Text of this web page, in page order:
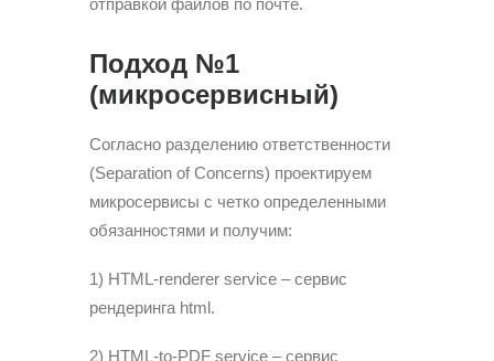
Подход №1
(микросервисный)
Согласно разделению ответственности
(Separation of Concerns) проектируем
микросервисы с четко определенными
обязанностями и получим:
1) HTML-renderer service – сервис
рендеринга html.
2) HTML-to-PDF service – сервис